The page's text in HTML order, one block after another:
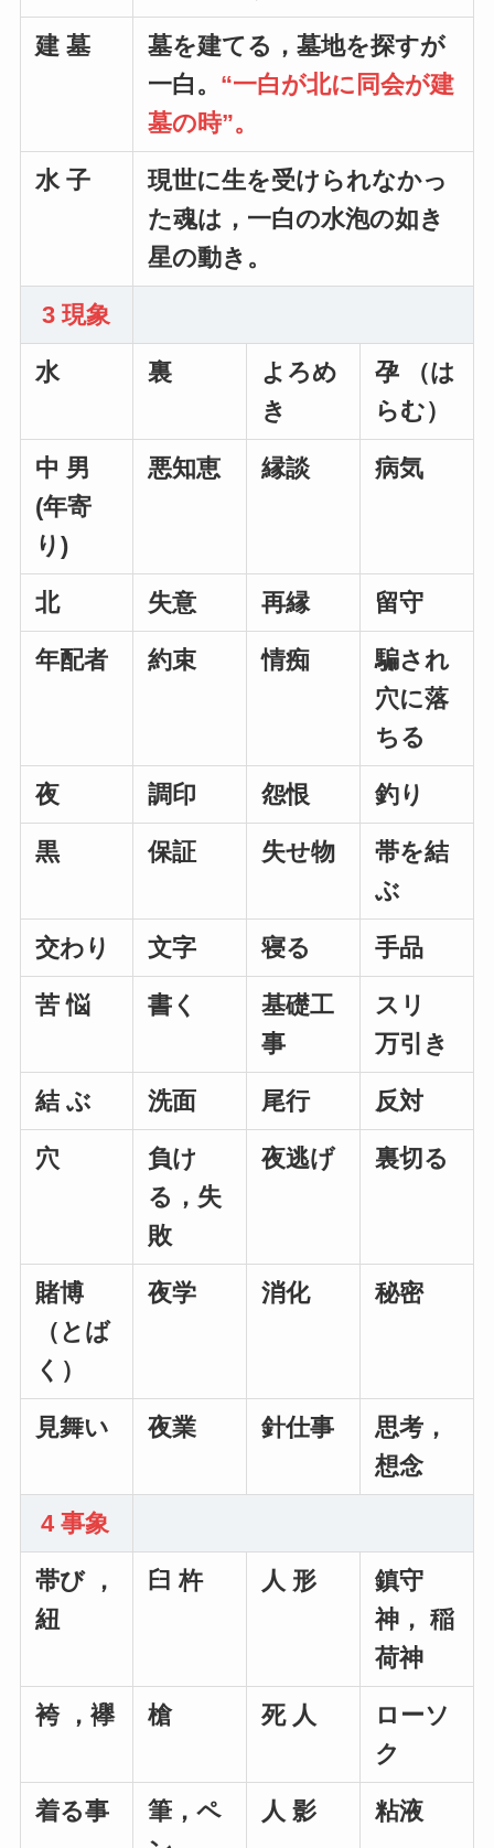
建 墓
墓を建てる，墓地を探すが
一白。 “一白が北に同会が建
墓の時”。
水 子
現世に生を受けられなかっ
た魂は，一白の水泡の如き
星の動き。
3 現象
水 裏
よろめ
き
孕 （は
らむ）
中 男
(年寄
り)
悪知恵 縁談 病気
北 失意 再縁 留守
年配者 約束 情痴
騙され
穴に落
ちる
夜 調印 怨恨 釣り
黒 保証 失せ物
帯を結
ぶ
交わり 文字 寝る 手品
苦 悩 書く
基礎工
事
スリ
万引き
結 ぶ 洗面 尾行 反対
穴
負け
る，失
敗
夜逃げ 裏切る
賭博
（とば
く）
夜学 消化 秘密
見舞い 夜業 針仕事
思考，
想念
4 事象
帯び ，
紐
臼 杵 人 形
鎮守
神， 稲
荷神
袴 ，襷 槍 死 人
ローソ
ク
着る事
筆，ペ
人 影 粘液